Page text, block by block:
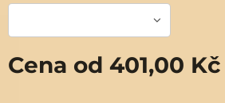
Cena od 401,00 Kč